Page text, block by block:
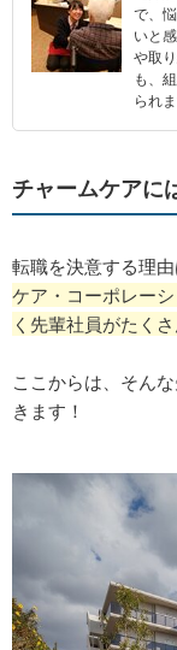
で、
いと
や取
も、
られ
チャームケアに
転職を決意する理由
ケア・コーポレー
く先輩社員がたくさ
ここからは、そん
きます！